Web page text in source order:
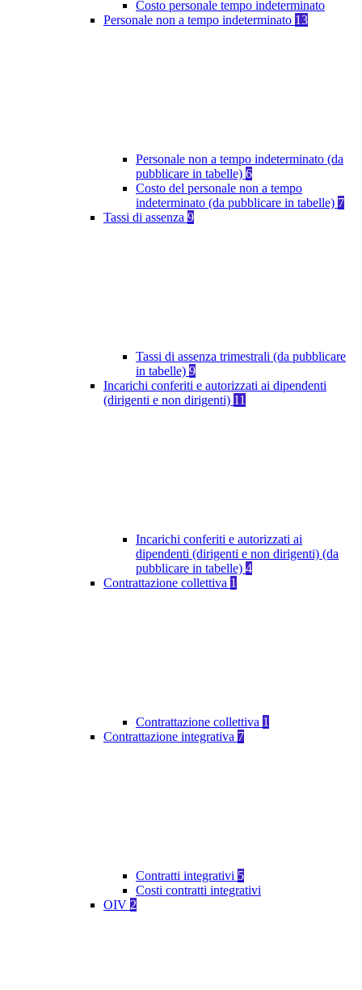
Costo personale tempo indeterminato
Personale non a tempo indeterminato 13
Personale non a tempo indeterminato (da
pubblicare in tabelle) 6
Costo del personale non a tempo
indeterminato (da pubblicare in tabelle) 7
Tassi di assenza 9
Tassi di assenza trimestrali (da pubblicare
in tabelle) 9
Incarichi conferiti e autorizzati ai dipendenti
(dirigenti e non dirigenti) 11
Incarichi conferiti e autorizzati ai
dipendenti (dirigenti e non dirigenti) (da
pubblicare in tabelle) 4
Contrattazione collettiva 1
Contrattazione collettiva 1
Contrattazione integrativa 7
Contratti integrativi 5
Costi contratti integrativi
OIV 2